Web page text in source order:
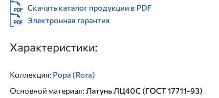
Скачать каталог продукции в PDF
Электронная гарантия
Характеристики:
Коллекция: Рора (Rora)
Основной материал: Латунь ЛЦ40C (ГОСТ 17711-93)